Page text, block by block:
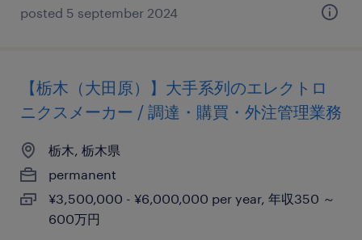
posted 5 september 2024
【栃木（大田原）】大手系列のエレクトロ
ニクスメーカー / 調達・購買・外注管理業務
栃木, 栃木県
permanent
¥3,500,000 - ¥6,000,000 per year, 年収350 ～
600万円